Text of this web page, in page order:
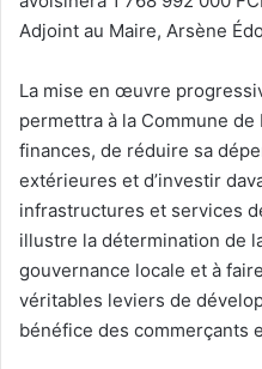
Adjoint au Maire, Arsène
La mise en œuvre
permettra à la Commune
finances, de réduire sa
extérieures et d’investir
infrastructures et services
illustre la détermination de
gouvernance locale et à
véritables leviers de
bénéfice des commerçants